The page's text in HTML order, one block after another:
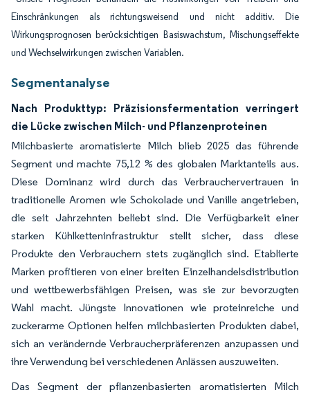
Einschränkungen als richtungsweisend und nicht additiv. Die
Wirkungsprognosen berücksichtigen Basiswachstum, Mischungseffekte
und Wechselwirkungen zwischen Variablen.
Segmentanalyse
Nach Produkttyp: Präzisionsfermentation verringert
die Lücke zwischen Milch- und Pflanzenproteinen
Milchbasierte aromatisierte Milch blieb 2025 das führende
Segment und machte 75,12 % des globalen Marktanteils aus.
Diese Dominanz wird durch das Verbrauchervertrauen in
traditionelle Aromen wie Schokolade und Vanille angetrieben,
die seit Jahrzehnten beliebt sind. Die Verfügbarkeit einer
starken Kühlketteninfrastruktur stellt sicher, dass diese
Produkte den Verbrauchern stets zugänglich sind. Etablierte
Marken profitieren von einer breiten Einzelhandelsdistribution
und wettbewerbsfähigen Preisen, was sie zur bevorzugten
Wahl macht. Jüngste Innovationen wie proteinreiche und
zuckerarme Optionen helfen milchbasierten Produkten dabei,
sich an verändernde Verbraucherpräferenzen anzupassen und
ihre Verwendung bei verschiedenen Anlässen auszuweiten.
Das Segment der pflanzenbasierten aromatisierten Milch